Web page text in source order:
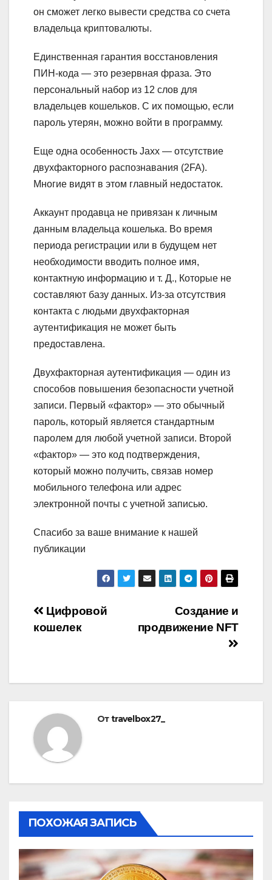
он сможет легко вывести средства со счета
владельца криптовалюты.
Единственная гарантия восстановления
ПИН-кода — это резервная фраза. Это
персональный набор из 12 слов для
владельцев кошельков. С их помощью, если
пароль утерян, можно войти в программу.
Еще одна особенность Jaxx — отсутствие
двухфакторного распознавания (2FA).
Многие видят в этом главный недостаток.
Аккаунт продавца не привязан к личным
данным владельца кошелька. Во время
периода регистрации или в будущем нет
необходимости вводить полное имя,
контактную информацию и т. Д., Которые не
составляют базу данных. Из-за отсутствия
контакта с людьми двухфакторная
аутентификация не может быть
предоставлена.
Двухфакторная аутентификация — один из
способов повышения безопасности учетной
записи. Первый «фактор» — это обычный
пароль, который является стандартным
паролем для любой учетной записи. Второй
«фактор» — это код подтверждения,
который можно получить, связав номер
мобильного телефона или адрес
электронной почты с учетной записью.
Спасибо за ваше внимание к нашей
публикации
Навигация
Создание и
продвижение NFT
Цифровой
кошелек
Отtravelbox27_
ПОХОЖАЯ ЗАПИСЬ